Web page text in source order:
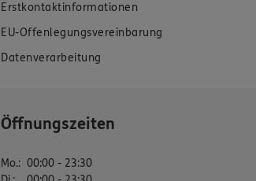
Erstkontaktinformationen
EU-Offenlegungsvereinbarung
Datenverarbeitung
Öffnungszeiten
Mo.: 00:00 - 23:30